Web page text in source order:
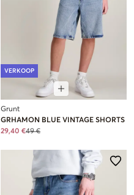
VERKOOP
Grunt
GRHAMON BLUE VINTAGE SHORTS
29,40 €49 €